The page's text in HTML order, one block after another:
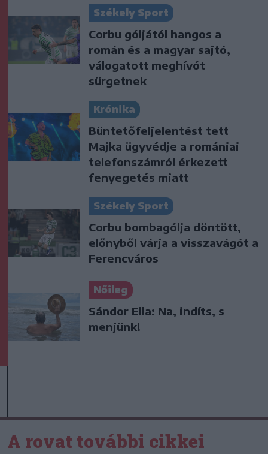
Székely Sport
Corbu góljától hangos a
román és a magyar sajtó,
válogatott meghívót
sürgetnek
Krónika
Büntetőfeljelentést tett
Majka ügyvédje a romániai
telefonszámról érkezett
fenyegetés miatt
Székely Sport
Corbu bombagólja döntött,
előnyből várja a visszavágót a
Ferencváros
Nőileg
Sándor Ella: Na, indíts, s
menjünk!
A rovat további cikkei